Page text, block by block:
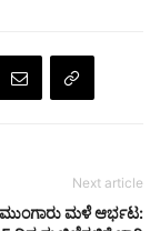
Next article
ಮುಂಗಾರು ಮಳೆ ಆರ್ಭಟ: